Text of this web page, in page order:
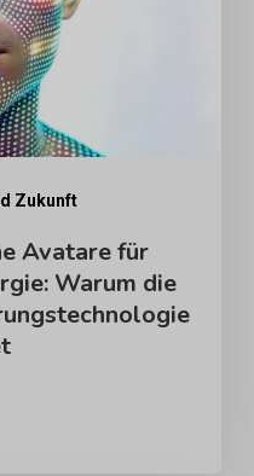
Zukunft
Avatare für
Warum die